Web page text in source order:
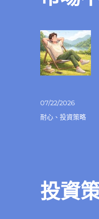
發
佈
07/22/2026
分
耐心 、投資策略
投資